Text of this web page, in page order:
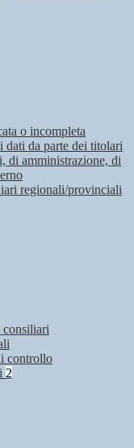
o incompleta
dati da parte dei titolari
di amministrazione, di
regionali/provinciali
controllo
2